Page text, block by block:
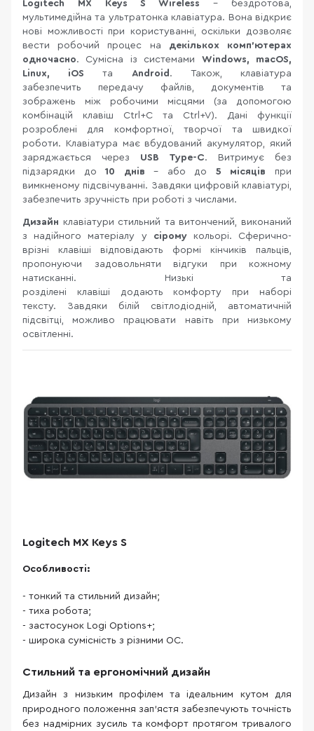
Logitech MX Keys S Wireless - бездротова,
мультимедійна та ультратонка клавіатура. Вона відкриє
нові можливості при користуванні, оскільки дозволяє
вести робочий процес на декількох комп'ютерах
одночасно. Сумісна із системами Windows, macOS,
Linux, iOSта Android. Також, клавіатура
забезпечить передачу файлів, документів та
зображень між робочими місцями (за допомогою
комбінацій клавіш Ctrl+C та Ctrl+V). Дані функції
розроблені для комфортної, творчої та швидкої
роботи. Клавіатура має вбудований акумулятор, який
заряджається через USB Type-C. Витримує без
підзарядки до10 днів - або до 5 місяців
при
вимкненому підсвічуванні. Завдяки цифровій клавіатурі,
забезпечить зручність при роботі з числами.
Дизайн клавіатури стильний та витончений, виконаний
з надійного матеріалу у сіромукольорі. Сферично-
врізні клавіші відповідають формі кінчиків пальців,
пропонуючи задовольняти відгуки при кожному
натисканні. Низькі та
розділені клавіші додають комфорту при наборі
тексту. Завдяки білій світлодіодній, автоматичній
підсвітці, можливо працювати навіть при низькому
освітленні.
Logitech MX Keys S
Особливості:
- тонкий та стильний дизайн;
- тиха робота;
- застосунок Logi Options+;
- широка сумісність з різними ОС.
Стильний та ергономічний дизайн
Дизайн з низьким профілем та ідеальним кутом для
природного положення зап'ястя забезпечують точність
без надмірних зусиль та комфорт протягом тривалого